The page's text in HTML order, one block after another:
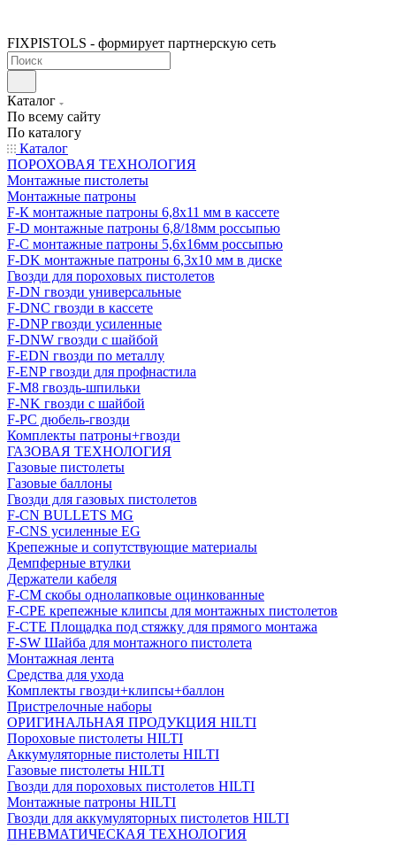
FIXPISTOLS - формирует партнерскую сеть
Каталог
По всему сайту
По каталогу
Каталог
ПОРОХОВАЯ ТЕХНОЛОГИЯ
Монтажные пистолеты
Монтажные патроны
F-К монтажные патроны 6,8х11 мм в кассете
F-D монтажные патроны 6,8/18мм россыпью
F-C монтажные патроны 5,6х16мм россыпью
F-DK монтажные патроны 6,3х10 мм в диске
Гвозди для пороховых пистолетов
F-DN гвозди универсальные
F-DNC гвозди в кассете
F-DNP гвозди усиленные
F-DNW гвозди с шайбой
F-EDN гвозди по металлу
F-ENP гвозди для профнастила
F-M8 гвоздь-шпильки
F-NK гвозди с шайбой
F-PC дюбель-гвозди
Комплекты патроны+гвозди
ГАЗОВАЯ ТЕХНОЛОГИЯ
Газовые пистолеты
Газовые баллоны
Гвозди для газовых пистолетов
F-CN BULLETS MG
F-CNS усиленные EG
Крепежные и сопутствующие материалы
Демпферные втулки
Держатели кабеля
F-CM скобы однолапковые оцинкованные
F-CPE крепежные клипсы для монтажных пистолетов
F-CTE Площадка под стяжку для прямого монтажа
F-SW Шайба для монтажного пистолета
Монтажная лента
Средства для ухода
Комплекты гвозди+клипсы+баллон
Пристрелочные наборы
ОРИГИНАЛЬНАЯ ПРОДУКЦИЯ HILTI
Пороховые пистолеты HILTI
Аккумуляторные пистолеты HILTI
Газовые пистолеты HILTI
Гвозди для пороховых пистолетов HILTI
Монтажные патроны HILTI
Гвозди для аккумуляторных пистолетов HILTI
ПНЕВМАТИЧЕСКАЯ ТЕХНОЛОГИЯ